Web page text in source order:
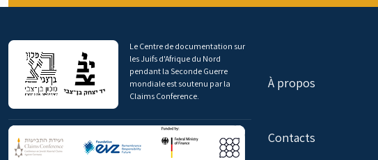
Le Centre de documentation sur
les Juifs d'Afrique du Nord
pendant la Seconde Guerre
mondiale est soutenu par la
Claims Conference.
À propos
Contacts